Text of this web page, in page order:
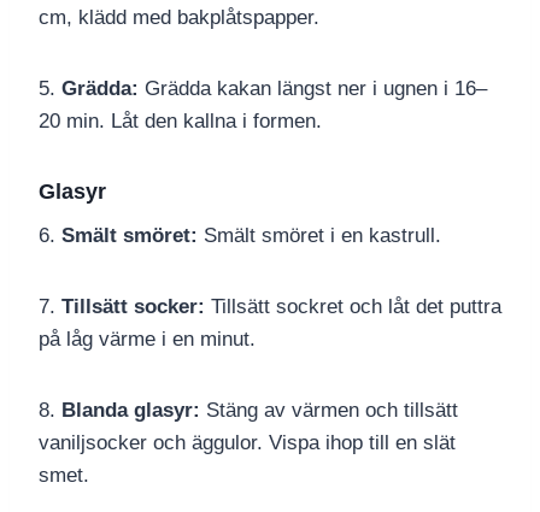
cm, klädd med bakplåtspapper.
5. Grädda: Grädda kakan längst ner i ugnen i 16–
20 min. Låt den kallna i formen.
Glasyr
6. Smält smöret: Smält smöret i en kastrull.
7. Tillsätt socker: Tillsätt sockret och låt det puttra
på låg värme i en minut.
8. Blanda glasyr: Stäng av värmen och tillsätt
vaniljsocker och äggulor. Vispa ihop till en slät
smet.